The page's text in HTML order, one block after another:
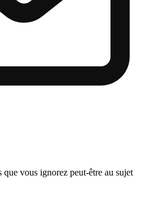
que vous ignorez peut-être au sujet